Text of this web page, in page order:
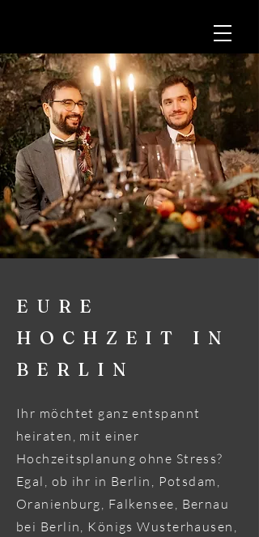
EURE
HOCHZEIT IN
BERLIN
Ihr möchtet ganz entspannt
heiraten, mit einer
Hochzeitsplanung ohne Stress?
Egal, ob ihr in Berlin, Potsdam,
Oranienburg, Falkensee, Bernau
bei Berlin, Königs Wusterhausen,